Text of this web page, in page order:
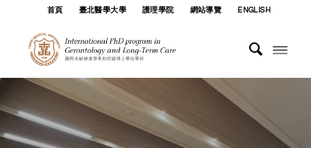
首頁 臺北醫學大學 護理學院 網站導覽 ENGLISH